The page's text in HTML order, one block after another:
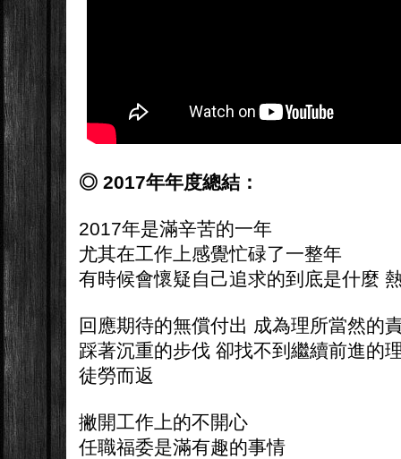
◎ 2017年年度總結：
2017年是滿辛苦的一年
尤其在工作上感覺忙碌了一整年
有時候會懷疑自己追求的到底是什麼
回應期待的無償付出 成為理所當然的
踩著沉重的步伐 卻找不到繼續前進的
徒勞而返
撇開工作上的不開心
任職福委是滿有趣的事情